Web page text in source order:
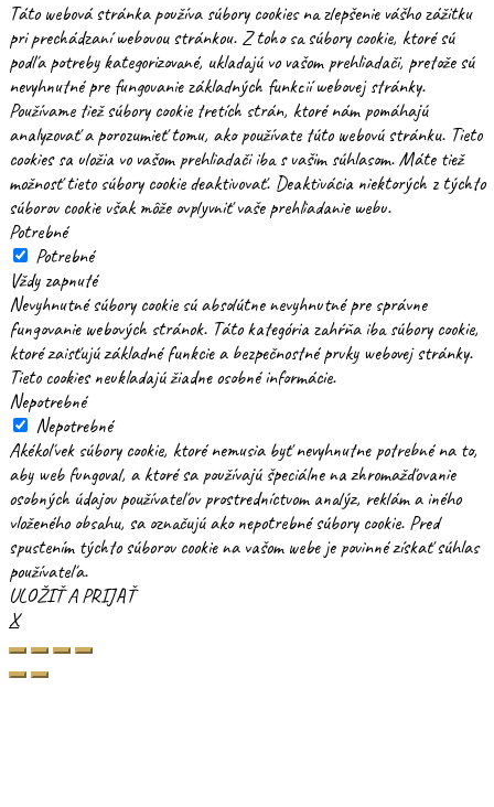
Táto webová stránka používa súbory cookies na zlepšenie vášho zážitku
pri prechádzaní webovou stránkou. Z toho sa súbory cookie, ktoré sú
podľa potreby kategorizované, ukladajú vo vašom prehliadači, pretože sú
nevyhnutné pre fungovanie základných funkcií webovej stránky.
Používame tiež súbory cookie tretích strán, ktoré nám pomáhajú
analyzovať a porozumieť tomu, ako používate túto webovú stránku. Tieto
cookies sa uložia vo vašom prehliadači iba s vašim súhlasom. Máte tiež
možnosť tieto súbory cookie deaktivovať. Deaktivácia niektorých z týchto
súborov cookie však môže ovplyvniť vaše prehliadanie webu.
Potrebné
Potrebné
Vždy zapnuté
Nevyhnutné súbory cookie sú absolútne nevyhnutné pre správne
fungovanie webových stránok. Táto kategória zahŕňa iba súbory cookie,
ktoré zaisťujú základné funkcie a bezpečnostné prvky webovej stránky.
Tieto cookies neukladajú žiadne osobné informácie.
Nepotrebné
Nepotrebné
Akékoľvek súbory cookie, ktoré nemusia byť nevyhnutne potrebné na to,
aby web fungoval, a ktoré sa používajú špeciálne na zhromažďovanie
osobných údajov používateľov prostredníctvom analýz, reklám a iného
vloženého obsahu, sa označujú ako nepotrebné súbory cookie. Pred
spustením týchto súborov cookie na vašom webe je povinné získať súhlas
používateľa.
ULOŽIŤ A PRIJAŤ
X